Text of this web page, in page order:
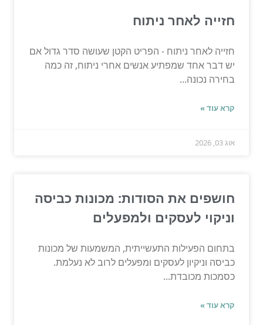
חזייה לאחר ניתוח
חזייה לאחר ניתוח - הפריט הקטן שעושה סדר גדול אם
יש דבר אחד שמפתיע אנשים אחרי ניתוח, זה כמה
בחירה נכונה...
קרא עוד »
אוג 03, 2026
חושפים את הסודות: מכונות כביסה
וניקוי לעסקים ולמפעלים
בתחום הפעילות התעשייתית, המשמעות של מכונות
כביסה וניקיון לעסקים ומפעלים לרוב לא נעלמת.
כסמכות מכובדת...
קרא עוד »